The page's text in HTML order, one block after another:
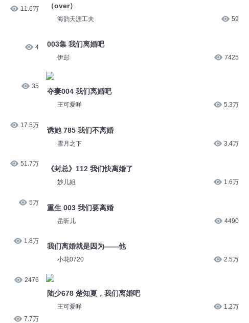
11.6万
4
35
17.5万
51.7万
5万
1.8万
2476
7.7万
（over）
海韵天涯工夫 59
003集 我们离婚吧
伊彭 7425
夺妻004 我们离婚吧
王可爱咩 5.3万
诱她 785 我们不离婚
雪月之下 3.4万
《封总》112 我们快离婚了
妙儿姐 1.6万
重生 003 我们要离婚
岳昕儿 4490
我们离婚就是因为——他
小花0720 2.5万
陆少678 楚知夏，我们离婚吧
王可爱咩 1.2万